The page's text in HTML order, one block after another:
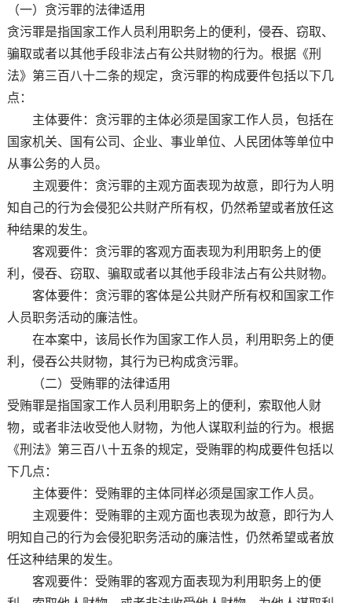
（一）贪污罪的法律适用
贪污罪是指国家工作人员利用职务上的便利，侵吞、窃取、
骗取或者以其他手段非法占有公共财物的行为。根据《刑
法》第三百八十二条的规定，贪污罪的构成要件包括以下几
点：
主体要件：贪污罪的主体必须是国家工作人员，包括在
国家机关、国有公司、企业、事业单位、人民团体等单位中
从事公务的人员。
主观要件：贪污罪的主观方面表现为故意，即行为人明
知自己的行为会侵犯公共财产所有权，仍然希望或者放任这
种结果的发生。
客观要件：贪污罪的客观方面表现为利用职务上的便
利，侵吞、窃取、骗取或者以其他手段非法占有公共财物。
客体要件：贪污罪的客体是公共财产所有权和国家工作
人员职务活动的廉洁性。
在本案中，该局长作为国家工作人员，利用职务上的便
利，侵吞公共财物，其行为已构成贪污罪。
（二）受贿罪的法律适用
受贿罪是指国家工作人员利用职务上的便利，索取他人财
物，或者非法收受他人财物，为他人谋取利益的行为。根据
《刑法》第三百八十五条的规定，受贿罪的构成要件包括以
下几点：
主体要件：受贿罪的主体同样必须是国家工作人员。
主观要件：受贿罪的主观方面也表现为故意，即行为人
明知自己的行为会侵犯职务活动的廉洁性，仍然希望或者放
任这种结果的发生。
客观要件：受贿罪的客观方面表现为利用职务上的便